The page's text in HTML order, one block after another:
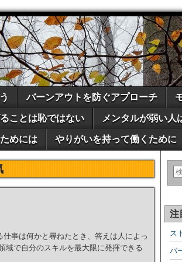
バーンアウトを防ぐアプローチ
ことは恥ではない メンタルが弱い人
めには やりがいを持って働くために
事は何かと尋ねたとき、答えは人によっ
域で自分のスキルを最大限に発揮できる
注
ス
バ